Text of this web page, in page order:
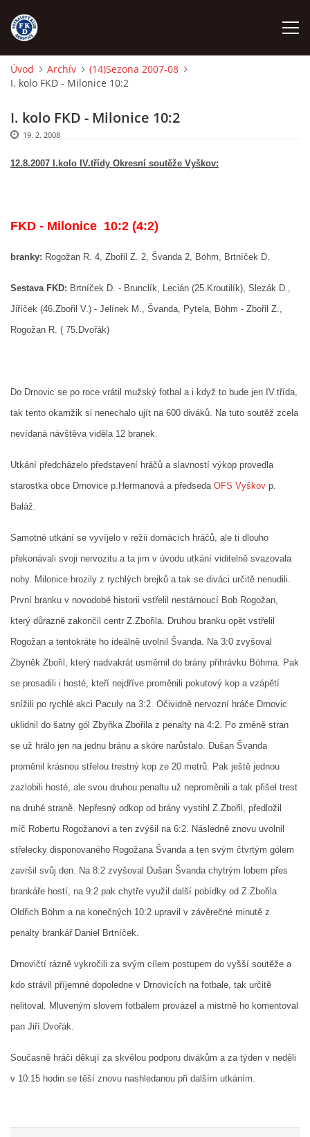
ÚVOD
NÁBOR
FKD A
STARŠÍ DOROST
STARŠÍ ŽÁCI
MLADŠÍ ŽÁCI
STARŠÍ PŘÍPRAVKA R 2012 + 2013
MLADŠÍ PŘÍPRAVKA R2014-2015
PODPORUJÍ NÁŠ KLUB
FKD, z.s.
Drnovice 704
68304 Drnovice
č.ú. 3227086359 / 0800
sekretarfkd@centrum.cz
© 2026 eStránky.cz |RSS
Úvod Archív
(14)Sezona 2007-08
I. kolo FKD - Milonice 10:2
I. kolo FKD - Milonice 10:2
19. 2. 2008
12.8.2007 I.kolo IV.třídy Okresní soutěže Vyškov:
FKD - Milonice 10:2 (4:2)
branky: Rogožan R. 4, Zbořil Z. 2, Švanda 2, Böhm, Brtníček D.
Sestava FKD: Brtníček D. - Brunclík, Lecián (25.Kroutilík), Slezák D.,
Jiříček (46.Zbořil V.) - Jelínek M., Švanda, Pytela, Böhm - Zbořil Z.,
Rogožan R. ( 75.Dvořák)
Do Drnovic se po roce vrátil mužský fotbal a i když to bude jen IV.třída,
tak tento okamžik si nenechalo ujít na 600 diváků. Na tuto soutěž zcela
nevídaná návštěva viděla 12 branek.
Utkání předcházelo představení hráčů a slavností výkop provedla
starostka obce Drnovice p.Hermanová a předseda OFS Vyškov p.
Baláž.
Samotné utkání se vyvíjelo v režii domácích hráčů, ale ti dlouho
překonávali svoji nervozitu a ta jim v úvodu utkání viditelně svazovala
nohy. Milonice hrozily z rychlých brejků a tak se diváci určitě nenudili.
První branku v novodobé historii vstřelil nestárnoucí Bob Rogožan,
který důrazně zakončil centr Z.Zbořila. Druhou branku opět vstřelil
Rogožan a tentokráte ho ideálně uvolnil Švanda. Na 3:0 zvyšoval
Zbyněk Zbořil, který nadvakrát usměrnil do brány přihrávku Böhma. Pak
se prosadili i hosté, kteří nejdříve proměnili pokutový kop a vzápětí
snížili po rychlé akci Paculy na 3:2. Očividně nervozní hráče Drnovic
uklidnil do šatny gól Zbyňka Zbořila z penalty na 4:2. Po změně stran
se už hrálo jen na jednu bránu a skóre narůstalo. Dušan Švanda
proměnil krásnou střelou trestný kop ze 20 metrů. Pak ještě jednou
zazlobili hosté, ale svou druhou penaltu už neproměnili a tak přišel trest
na druhé straně. Nepřesný odkop od brány vystihl Z.Zbořil, předložil
míč Robertu Rogožanovi a ten zvýšil na 6:2. Následně znovu uvolnil
střelecky disponovaného Rogožana Švanda a ten svým čtvrtým gólem
završil svůj den. Na 8:2 zvyšoval Dušan Švanda chytrým lobem přes
brankáře hostí, na 9:2 pak chytře využil další pobídky od Z.Zbořila
Oldřich Böhm a na konečných 10:2 upravil v závěrečné minutě z
penalty brankář Daniel Brtníček.
Drnovičtí rázně vykročili za svým cílem postupem do vyšší soutěže a
kdo strávil příjemné dopoledne v Drnovicích na fotbale, tak určitě
nelitoval. Mluveným slovem fotbalem provázel a mistrně ho komentoval
pan Jiří Dvořák.
Současně hráči děkují za skvělou podporu divákům a za týden v neděli
v 10:15 hodin se těší znovu nashledanou při dalším utkáním.